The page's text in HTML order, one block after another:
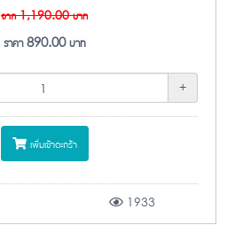
จาก1,190.00บาท
ราคา890.00บาท
+
เพิ่มเข้าตะกร้า
1933